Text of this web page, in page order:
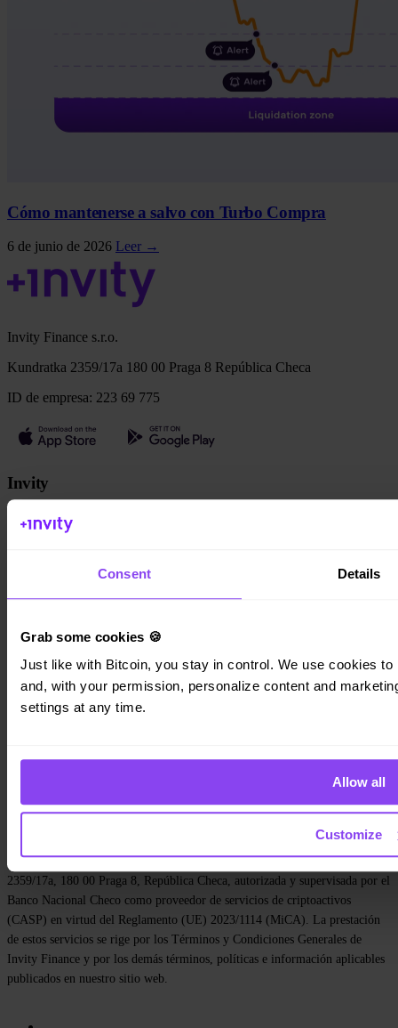
Consent Details
Grab some cookies 🍪
Just like with Bitcoin, you stay in control. We use cookies
and, with your permission, personalize content and
settings at any time.
Allow all
Customize
Cómo mantenerse a salvo con Turbo Compra
6 de junio de 2026 Leer →
Invity Finance s.r.o.
Kundratka 2359/17a 180 00 Praga 8 República Checa
ID de empresa: 223 69 775
Invity
Personal
Empresas
Turbo Compra
Gana Bitcoin
Private
Company
Sobre nosotros
Legal
Prensa
Contacto
Configuración de cookies
Los servicios sobre criptoactivos son prestados por Invity Finance s.r.o.,
número de identificación 223 69 775, con domicilio social en Kundratka
2359/17a, 180 00 Praga 8, República Checa, autorizada y supervisada por el
Banco Nacional Checo como proveedor de servicios de criptoactivos
(CASP) en virtud del Reglamento (UE) 2023/1114 (MiCA). La prestación
de estos servicios se rige por los Términos y Condiciones Generales de
Invity Finance y por los demás términos, políticas e información aplicables
publicados en nuestro sitio web.